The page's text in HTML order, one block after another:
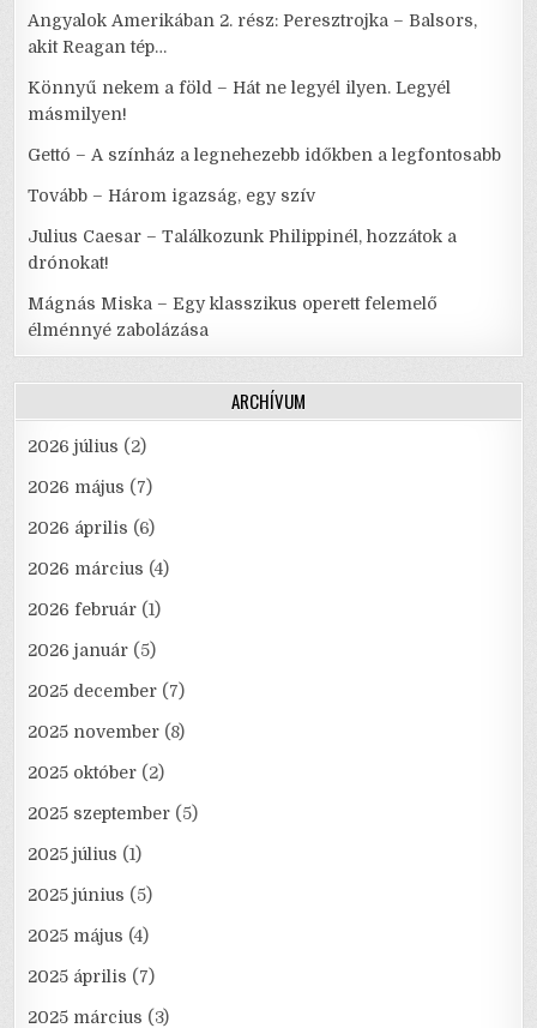
Angyalok Amerikában 2. rész: Peresztrojka – Balsors,
akit Reagan tép…
Könnyű nekem a föld – Hát ne legyél ilyen. Legyél
másmilyen!
Gettó – A színház a legnehezebb időkben a legfontosabb
Tovább – Három igazság, egy szív
Julius Caesar – Találkozunk Philippinél, hozzátok a
drónokat!
Mágnás Miska – Egy klasszikus operett felemelő
élménnyé zabolázása
ARCHÍVUM
2026 július (2)
2026 május (7)
2026 április (6)
2026 március (4)
2026 február (1)
2026 január (5)
2025 december (7)
2025 november (8)
2025 október (2)
2025 szeptember (5)
2025 július (1)
2025 június (5)
2025 május (4)
2025 április (7)
2025 március (3)